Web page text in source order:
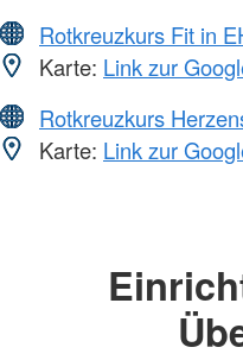
Rotkreuzkurs Fit in
Karte: Link zur
Rotkreuzkurs
Karte: Link zur